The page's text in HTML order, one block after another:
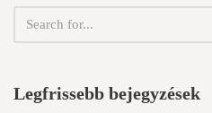
Legfrissebb bejegyzések